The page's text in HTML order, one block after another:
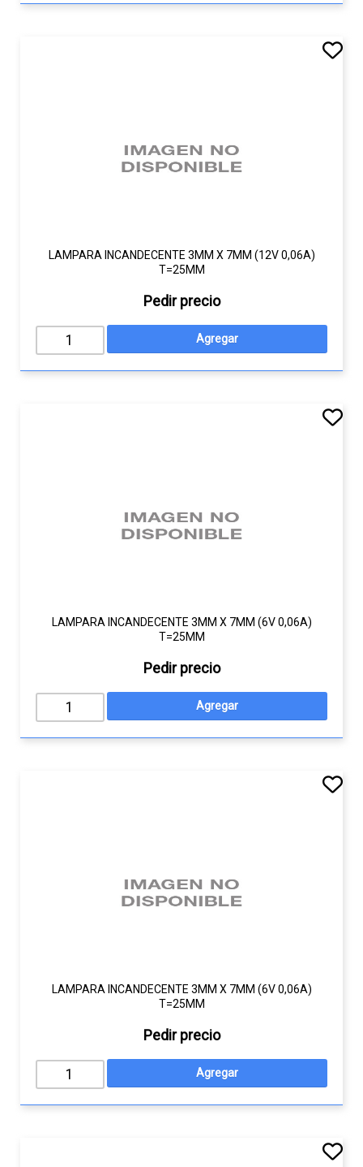
LAMPARA INCANDECENTE 3MM X 7MM (12V 0,06A)
T=25MM
Pedir precio
LAMPARA INCANDECENTE 3MM X 7MM (6V 0,06A)
T=25MM
Pedir precio
LAMPARA INCANDECENTE 3MM X 7MM (6V 0,06A)
T=25MM
Pedir precio